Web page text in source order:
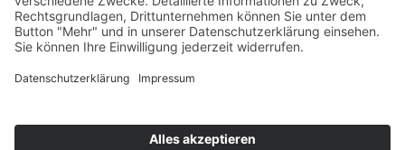
Copyright 2023. All rights reserved.